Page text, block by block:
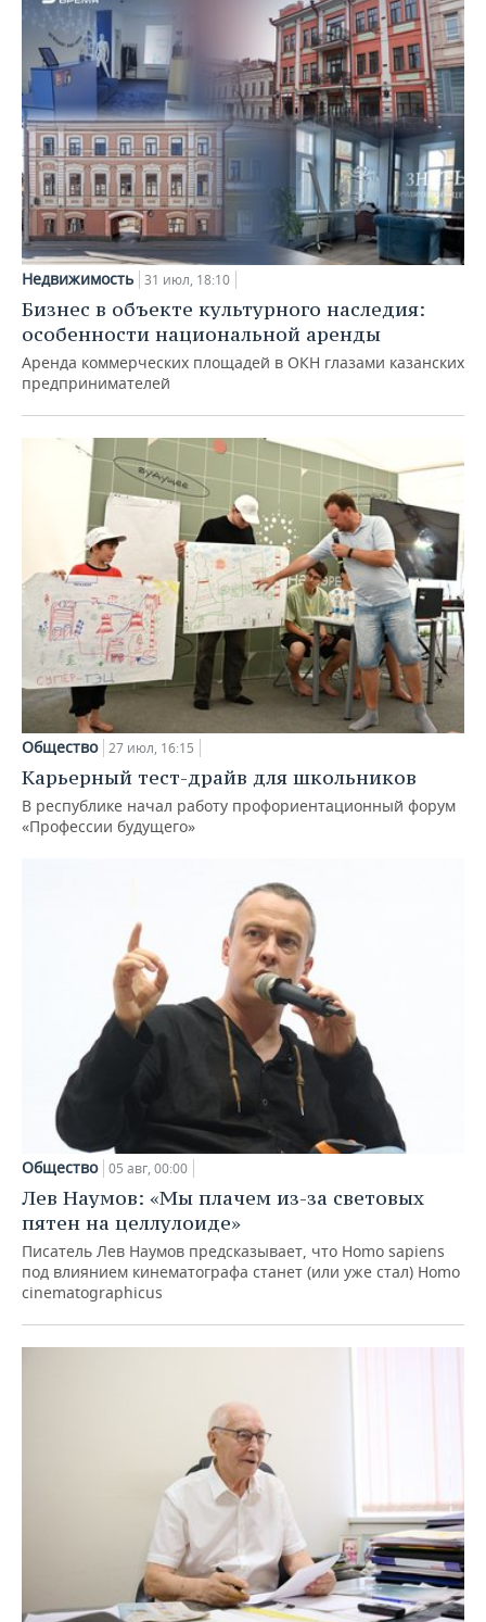
Недвижимость 31 июл, 18:10
Бизнес в объекте культурного наследия:
особенности национальной аренды
Аренда коммерческих площадей в ОКН глазами казанских
предпринимателей
Общество 27 июл, 16:15
Карьерный тест-драйв для школьников
В республике начал работу профориентационный форум
«Профессии будущего»
Общество 05 авг, 00:00
Лев Наумов: «Мы плачем из-за световых
пятен на целлулоиде»
Писатель Лев Наумов предсказывает, что Homo sapiens
под влиянием кинематографа станет (или уже стал) Homo
cinematographicus